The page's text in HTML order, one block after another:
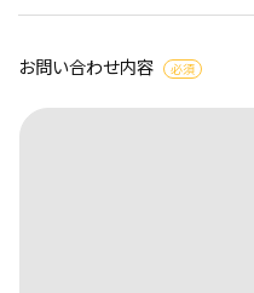
お問い合わせ内容 必須